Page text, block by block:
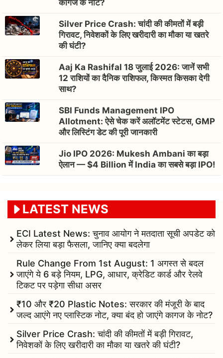
कागज के नोट?
Silver Price Crash: चांदी की कीमतों में बड़ी
गिरावट, निवेशकों के लिए खरीदारी का मौका या खतरे
की घंटी?
Aaj Ka Rashifal 18 जुलाई 2026: जानें सभी
12 राशियों का दैनिक राशिफल, किस्मत किसका देगी
साथ?
SBI Funds Management IPO
Allotment: ऐसे चेक करें अलॉटमेंट स्टेटस, GMP
और लिस्टिंग डेट की पूरी जानकारी
Jio IPO 2026: Mukesh Ambani का बड़ा
ऐलान — $4 Billion में India का सबसे बड़ा IPO!
LATEST NEWS
ECI Latest News: चुनाव आयोग ने मतदाता सूची अपडेट को
लेकर लिया बड़ा फैसला, जानिए क्या बदलेगा
Rule Change From 1st August: 1 अगस्त से बदल
जाएंगे ये 6 बड़े नियम, LPG, आधार, क्रेडिट कार्ड और रेलवे
टिकट पर पड़ेगा सीधा असर
₹10 और ₹20 Plastic Notes: सरकार की मंजूरी के बाद
जल्द आएंगे नए प्लास्टिक नोट, क्या बंद हो जाएंगे कागज के नोट?
Silver Price Crash: चांदी की कीमतों में बड़ी गिरावट,
निवेशकों के लिए खरीदारी का मौका या खतरे की घंटी?